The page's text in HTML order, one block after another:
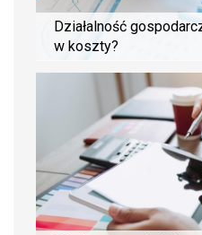
Działalność
w koszty?